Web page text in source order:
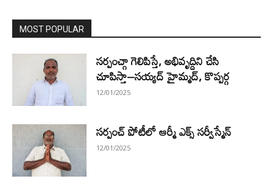
MOST POPULAR
సర్పంచ్గా గెలిపిస్తే, అభివృద్దిని చేసి
చూపిస్తా–సయ్యద్ హైమ్మద్, కొప్పర్గ
12/01/2025
సర్పంచ్ పోటీలో ఆర్మీ ఎక్స్ సర్వీస్మేన్
12/01/2025